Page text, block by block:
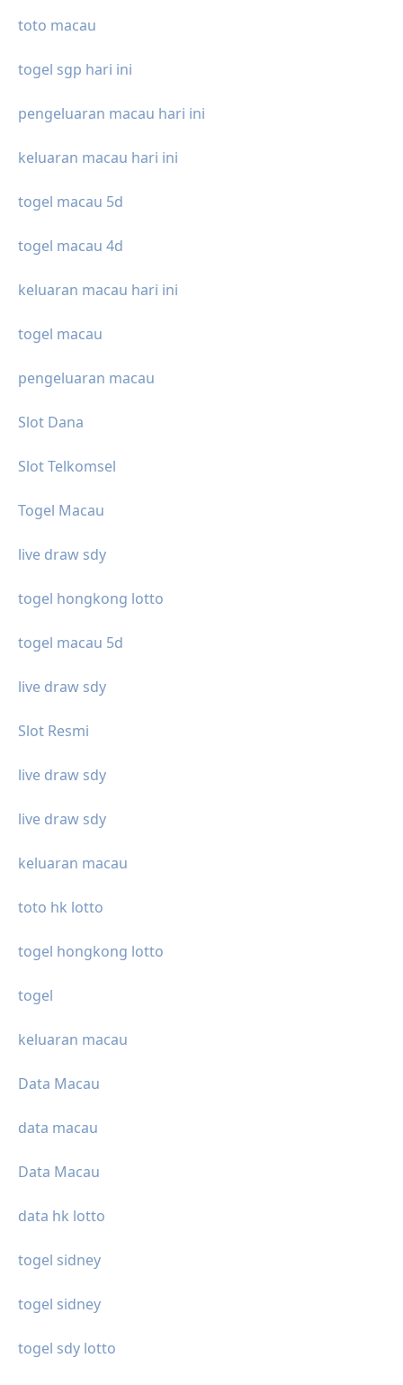
toto macau
togel sgp hari ini
pengeluaran macau hari ini
keluaran macau hari ini
togel macau 5d
togel macau 4d
keluaran macau hari ini
togel macau
pengeluaran macau
Slot Dana
Slot Telkomsel
Togel Macau
live draw sdy
togel hongkong lotto
togel macau 5d
live draw sdy
Slot Resmi
live draw sdy
live draw sdy
keluaran macau
toto hk lotto
togel hongkong lotto
togel
keluaran macau
Data Macau
data macau
Data Macau
data hk lotto
togel sidney
togel sidney
togel sdy lotto